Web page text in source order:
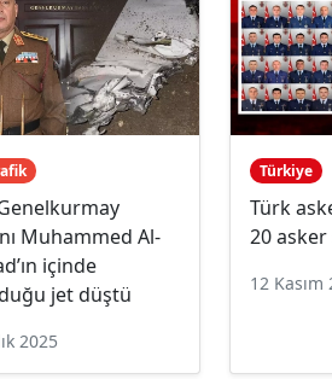
Muhammed Al-
içinde
jet düştü
2025
Türkiye
Türk
20
12 Kasım